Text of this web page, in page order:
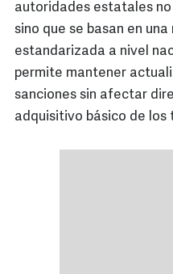
autoridades estatales
sino que se basan en
estandarizada a nivel
permite mantener
sanciones sin afectar
adquisitivo básico de los